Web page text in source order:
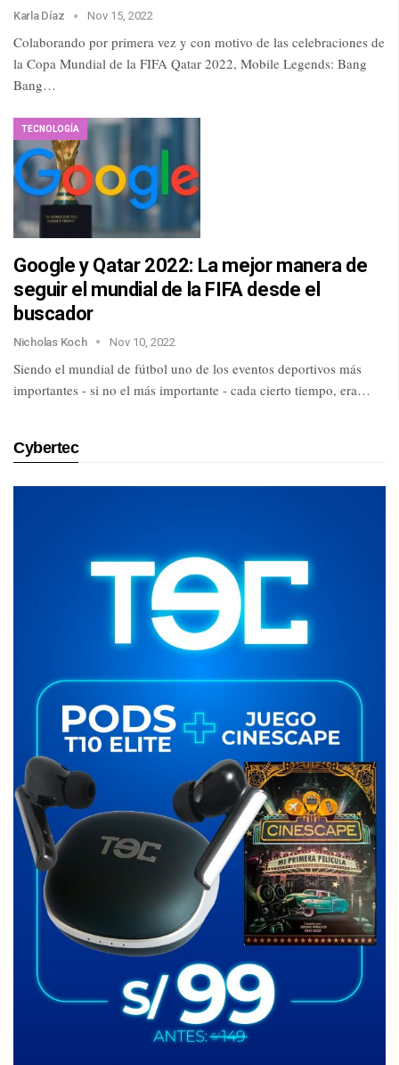
Karla Díaz Nov 15, 2022
Colaborando por primera vez y con motivo de las celebraciones de
la Copa Mundial de la FIFA Qatar 2022, Mobile Legends: Bang
Bang…
TECNOLOGÍA
Google y Qatar 2022: La mejor manera de
seguir el mundial de la FIFA desde el
buscador
Nicholas Koch Nov 10, 2022
Siendo el mundial de fútbol uno de los eventos deportivos más
importantes - si no el más importante - cada cierto tiempo, era…
Cybertec